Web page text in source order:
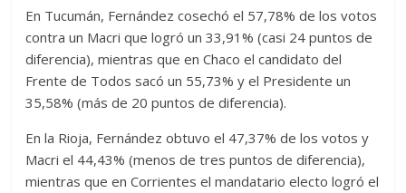
En Tucumán, Fernández cosechó el 57,78% de los votos
contra un Macri que logró un 33,91% (casi 24 puntos de
diferencia), mientras que en Chaco el candidato del
Frente de Todos sacó un 55,73% y el Presidente un
35,58% (más de 20 puntos de diferencia).
En la Rioja, Fernández obtuvo el 47,37% de los votos y
Macri el 44,43% (menos de tres puntos de diferencia),
mientras que en Corrientes el mandatario electo logró el